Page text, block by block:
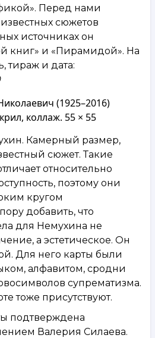
Перед нами
сюжетов
источниках он
книг» и «Пирамидой». На
тираж и дата:
(1925–2016)
коллаж. 55 × 55
Камерный размер,
сюжет. Такие
относительно
поэтому они
кругом
добавить, что
для Немухина не
а эстетическое. Он
Для него карты были
алфавитом, сродни
супрематизма.
тоже присутствуют.
подтверждена
Валерия Силаева.